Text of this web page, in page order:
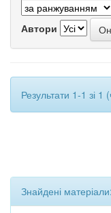
Автори
Результати 1-1 зі
Знайдені матеріали: